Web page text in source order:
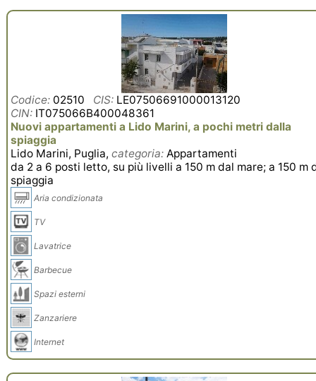
Codice: 02510 CIS: LE07506691000013120
CIN: IT075066B400048361
Nuovi appartamenti a Lido Marini, a pochi metri dalla
spiaggia
Lido Marini, Puglia,categoria: Appartamenti
da 2 a 6 posti letto, su più livelli a 150 m dal mare; a 150 m
spiaggia
Aria condizionata
TV
Lavatrice
Barbecue
Spazi esterni
Zanzariere
Internet